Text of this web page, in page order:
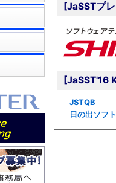
[JaSSTプ
[JaSST'16
JSTQB
日の出ソフト